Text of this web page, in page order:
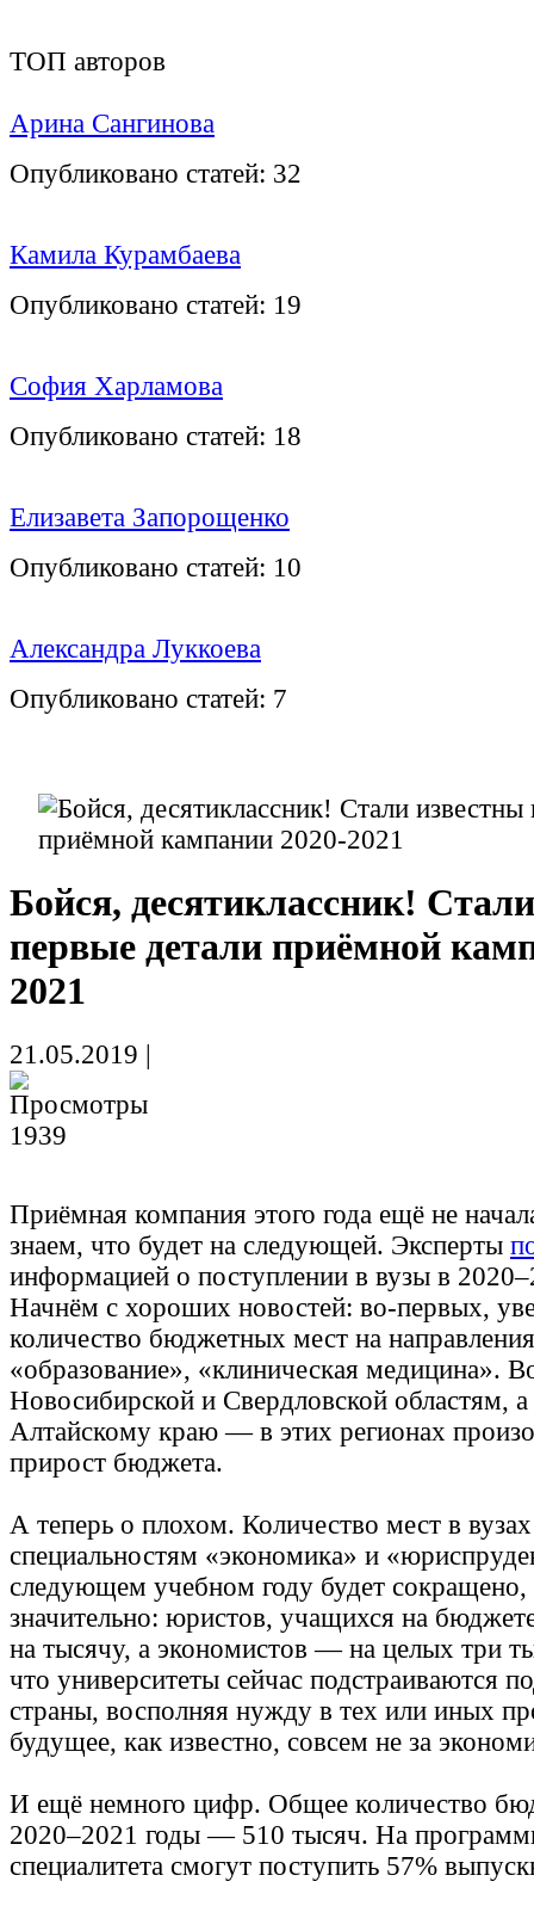
ТОП авторов
Арина Сангинова
Опубликовано статей: 32
Камила Курамбаева
Опубликовано статей: 19
София Харламова
Опубликовано статей: 18
Елизавета Запорощенко
Опубликовано статей: 10
Александра Луккоева
Опубликовано статей: 7
Бойся, десятиклассник!
первые детали приёмной
2021
21.05.2019 |
1939
Приёмная компания этого года ещё не
знаем, что будет на следующей. Эксперты
информацией о поступлении в вузы в
Начнём с хороших новостей: во-первых,
количество бюджетных мест на
«образование», «клиническая медицина».
Новосибирской и Свердловской областям,
Алтайскому краю — в этих регионах
прирост бюджета.
А теперь о плохом. Количество мест в
специальностям «экономика» и
следующем учебном году будет
значительно: юристов, учащихся на
на тысячу, а экономистов — на целых три
что университеты сейчас подстраиваются
страны, восполняя нужду в тех или иных
будущее, как известно, совсем не за
И ещё немного цифр. Общее количество
2020–2021 годы — 510 тысяч. На
специалитета смогут поступить 57%